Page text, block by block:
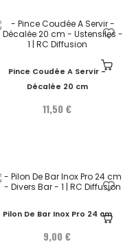
Pince Coudée A Servir -
Décalée 20 cm
11,50 €
Pilon De Bar Inox Pro 24 cm
9,00 €